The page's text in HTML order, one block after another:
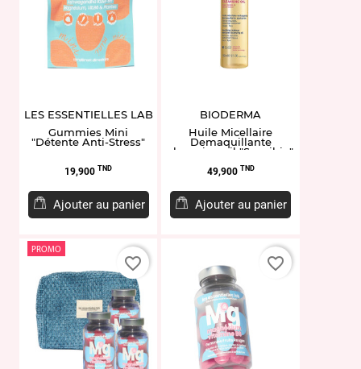
LES ESSENTIELLES LAB
Gummies Mini
"Détente Anti-Stress"
Prix
19,900 TND
Ajouter au panier
BIODERMA
Huile Micellaire
Demaquillante
cleansing oil "Sensibio"
Prix
49,900 TND
Ajouter au panier
PROMO
favorite_border favorite_border